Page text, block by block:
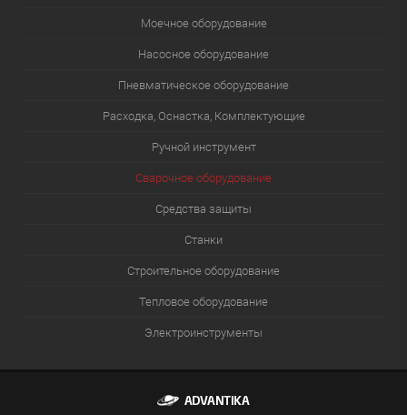
Моечное оборудование
Насосное оборудование
Пневматическое оборудование
Расходка, Оснастка, Комплектующие
Ручной инструмент
Сварочное оборудование
Средства защиты
Станки
Строительное оборудование
Тепловое оборудование
Электроинструменты